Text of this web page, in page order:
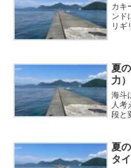
カキ
ンド
リギ
夏
力）
海斗
人考
段と
夏
タ